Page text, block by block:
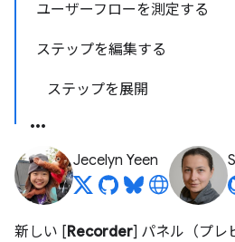
ユーザーフローを測定する
ステップを編集する
ステップを展開
Jecelyn Yeen
新しい [Recorder] パネル（プレ